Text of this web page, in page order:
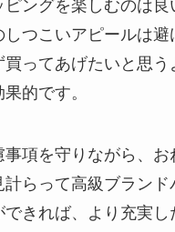
ピングを楽しむのは良
しつこいアピールは避
ってあげたいと思う
的です。
項を守りながら、お
計らって高級ブランド
できれば、より充実